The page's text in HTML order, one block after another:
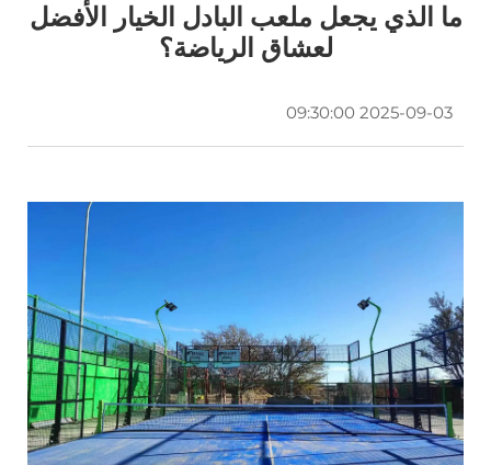
ما الذي يجعل ملعب البادل الخيار الأفضل
لعشاق الرياضة؟
2025-09-03 09:30:00